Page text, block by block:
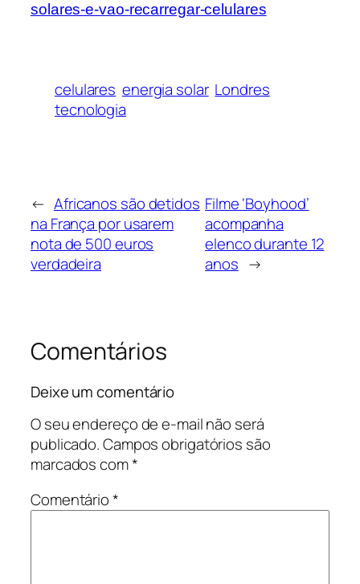
solares-e-vao-recarregar-celulares
celulares energia solar Londres
tecnologia
← Africanos são detidos
na França por usarem
nota de 500 euros
verdadeira
Filme ‘Boyhood’
acompanha
elenco durante 12
anos →
Comentários
Deixe um comentário
O seu endereço de e-mail não será
publicado.Campos obrigatórios são
marcados com*
Comentário*